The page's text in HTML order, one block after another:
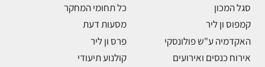
סגל המכון
קמפוס ון ליר
האקדמיה ע"ש פולונסקי
אירוח כנסים ואירועים
כל תחומי המחקר
מסעות דעת
פרס ון ליר
קולנוע תיעודי